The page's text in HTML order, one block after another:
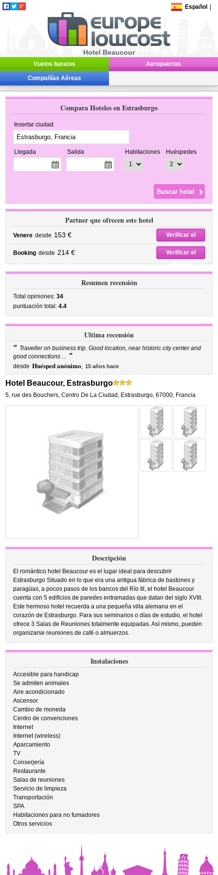
Español
Hotel Beaucour
Vuelos baratos Aeropuertos
Compañías Aéreas
Compara Hoteles en Estrasburgo
Insertar ciudad
Llegada Salida Habitaciones Huéspedes
Partner que ofrecen este hotel
Venere desde 153 €
Verificar el
precio
Booking desde 214 €
Verificar el
precio
Resumen recensión
Total opiniones:34
puntuación total:4.4
Ultima recensión
“ Traveller on business trip. Good location, near historic city center and
good connections ... ”
desde Huésped anónimo, 15 años hace
Hotel Beaucour, Estrasburgo
5, rue des Bouchers,Centro De La Ciudad, Estrasburgo,67000, Francia
Descripción
El romántico hotel Beaucour es el lugar ideal para descubrir
Estrasburgo Situado en lo que era una antigua fábrica de bastones y
paragüas, a pocos pasos de los bancos del Río Ill, el hotel Beaucour
cuenta con 5 edificios de paredes entramadas que datan del siglo XVIII.
Este hermoso hotel recuerda a una pequeña villa alemana en el
corazón de Estrasburgo. Para sus seminarios o días de estudio, el hotel
ofrece 3 Salas de Reuniones totalmente equipadas. Así mismo, pueden
organizarse reuniones de café o almuerzos.
Instalaciones
Accesible para handicap
Se admiten animales
Aire acondicionado
Ascensor
Cambio de moneda
Centro de convenciones
Internet
Internet (wireless)
Aparcamiento
TV
Conserjería
Restaurante
Salas de reuniones
Servicio de limpieza
Transportación
SPA
Habitaciones para no fumadores
Otros servicios